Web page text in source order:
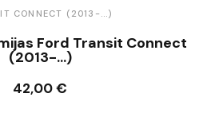
CONNECT (2013-...)
Ford Transit Connect
(2013-...)
42,00 €
Ielikt grozā